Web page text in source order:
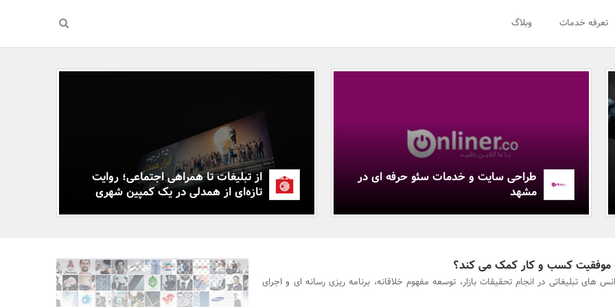
تعرفه خدمات وبلاگ
طراحی سایت و خدمات سئو حرفه ای در
مشهد
از تبلیغات تا همراهی اجتماعی؛ روایت
تازه‌ای از همدلی در یک کمپین شهری
موفقیت کسب و کار کمک می کند؟
های تبلیغاتی در انجام تحقیقات بازار، توسعه مفهوم خلاقانه، برنامه ریزی رسانه ای و اجرای